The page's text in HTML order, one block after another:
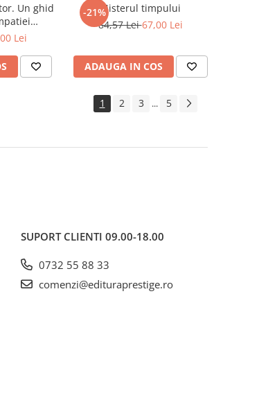
Un ghid
si
Lei
-21%Misterul timpului
84,57 Lei67,00 Lei
ADAUGA IN COS
1 2 3 ... 5
SUPORT CLIENTI 09.00-18.00
0732 55 88 33
comenzi@edituraprestige.ro